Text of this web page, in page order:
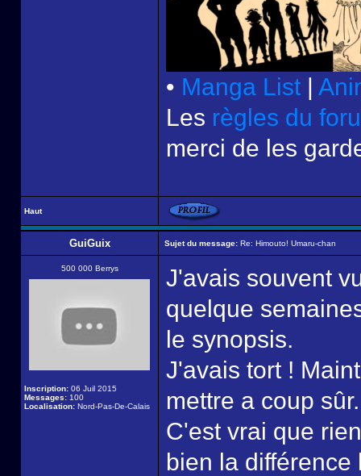
• Manga List |
Les règles du
merci de les
Haut
GuiGuix Sujet du message: Re: Himouto! Umaru-chan
500 000 Berrys
Inscription: 06 Juil 2015
Messages: 100
Localisation: Nord-Pas-De-Calais
J'avais souvent
quelque
le synopsis.
J'avais tort !
mettre a coup sûr.
C'est vrai que
bien la différence